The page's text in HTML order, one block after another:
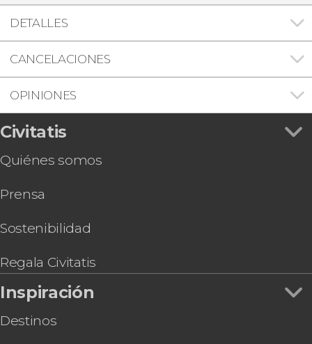
DETALLES
CANCELACIONES
OPINIONES
Civitatis
Quiénes somos
Prensa
Sostenibilidad
Regala Civitatis
Inspiración
Destinos